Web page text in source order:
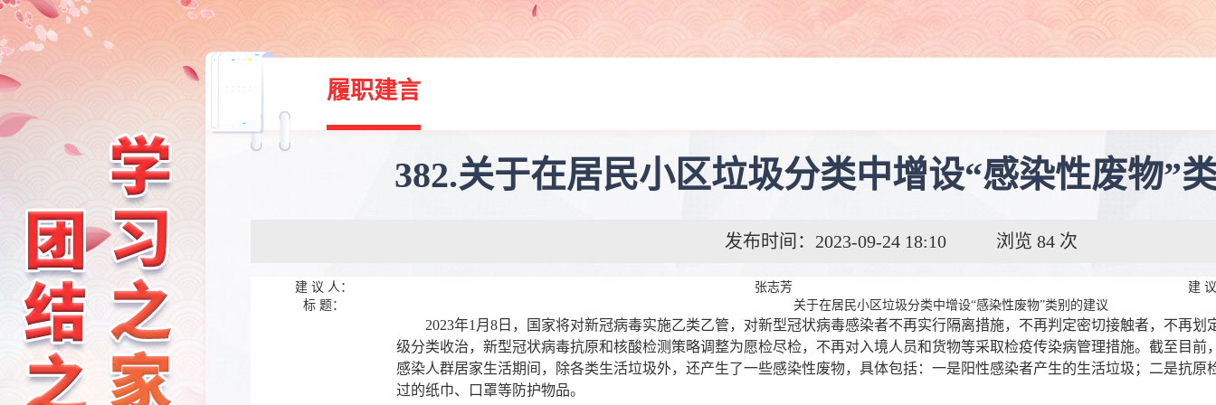
履职建言
382.关于在居民小区垃圾分类中增设“感染性废物”
发布时间：2023-09-24 18:10 浏览 84次
建 议 人： 张志芳
建
标 题：
关于在居民小区垃圾分类中增设“感染性废物”类别的建议
2023年1月8日，国家将对新冠病毒实施乙类乙管，对新型冠状病毒感染者不再实行隔离措施，不再判定密切接触者，不再划
级分类收治，新型冠状病毒抗原和核酸检测策略调整为愿检尽检，不再对入境人员和货物等采取检疫传染病管理措施。截至目前
感染人群居家生活期间，除各类生活垃圾外，还产生了一些感染性废物，具体包括：一是阳性感染者产生的生活垃圾；二是抗
过的纸巾、口罩等防护物品。